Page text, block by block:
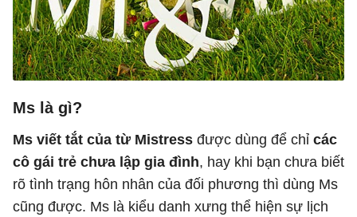
Ms là gì?
Ms viết tắt của từ Mistress được dùng để chỉ các
cô gái trẻ chưa lập gia đình, hay khi bạn chưa biết
rõ tình trạng hôn nhân của đối phương thì dùng Ms
cũng được. Ms là kiểu danh xưng thể hiện sự lịch